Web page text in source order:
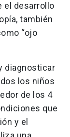
el desarrollo
también
“ojo
diagnosticar
los niños
de los 4
que
y el